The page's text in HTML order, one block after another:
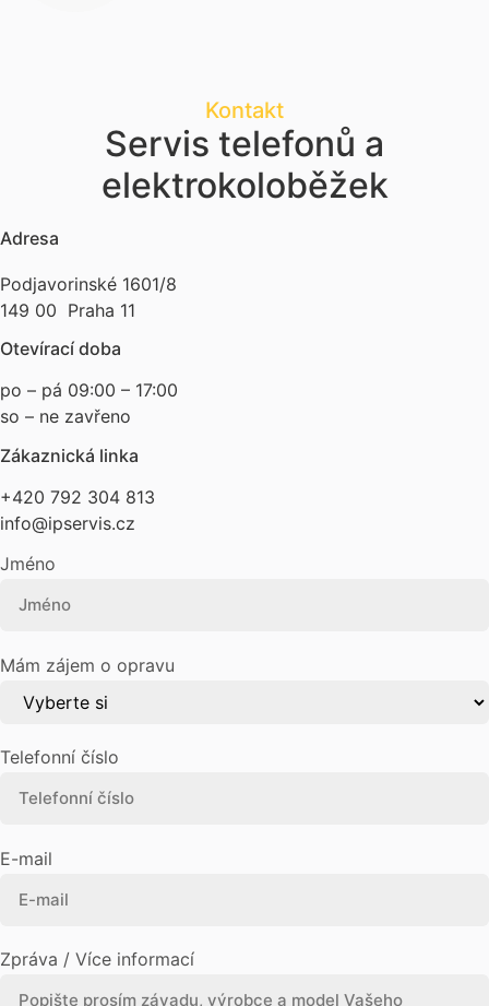
Kontakt
Servis telefonů a
elektrokoloběžek
Adresa
Podjavorinské 1601/8
149 00 Praha 11
Otevírací doba
po – pá 09:00 – 17:00
so – ne zavřeno
Zákaznická linka
+420 792 304 813
info@ipservis.cz
Jméno
Mám zájem o opravu
Telefonní číslo
E-mail
Zpráva / Více informací